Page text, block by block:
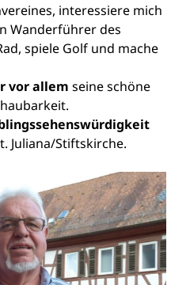
interessiere mich
Wanderführer des
spiele Golf und mache
vor allem seine schöne
Juliana/Stiftskirche.